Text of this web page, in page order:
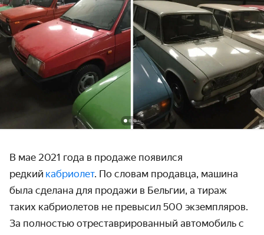
В мае 2021 года в продаже появился
редкий кабриолет. По словам продавца, машина
была сделана для продажи в Бельгии, а тираж
таких кабриолетов не превысил 500 экземпляров.
За полностью отреставри­рованный автомобиль с